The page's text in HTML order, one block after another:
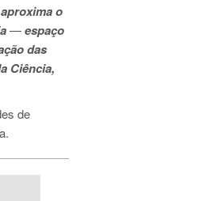
o
—espaço
das
Ciência,
de